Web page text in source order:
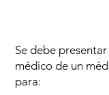
Se debe
médico de un
para: